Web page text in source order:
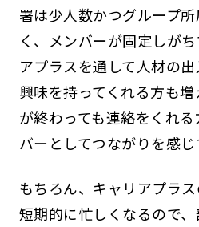
署は少人数かつグループ
く、メンバーが固定しが
アプラスを通して人材の
興味を持ってくれる方も
が終わっても連絡をくれ
バーとしてつながりを感じ
もちろん、キャリアプラ
短期的に忙しくなるので